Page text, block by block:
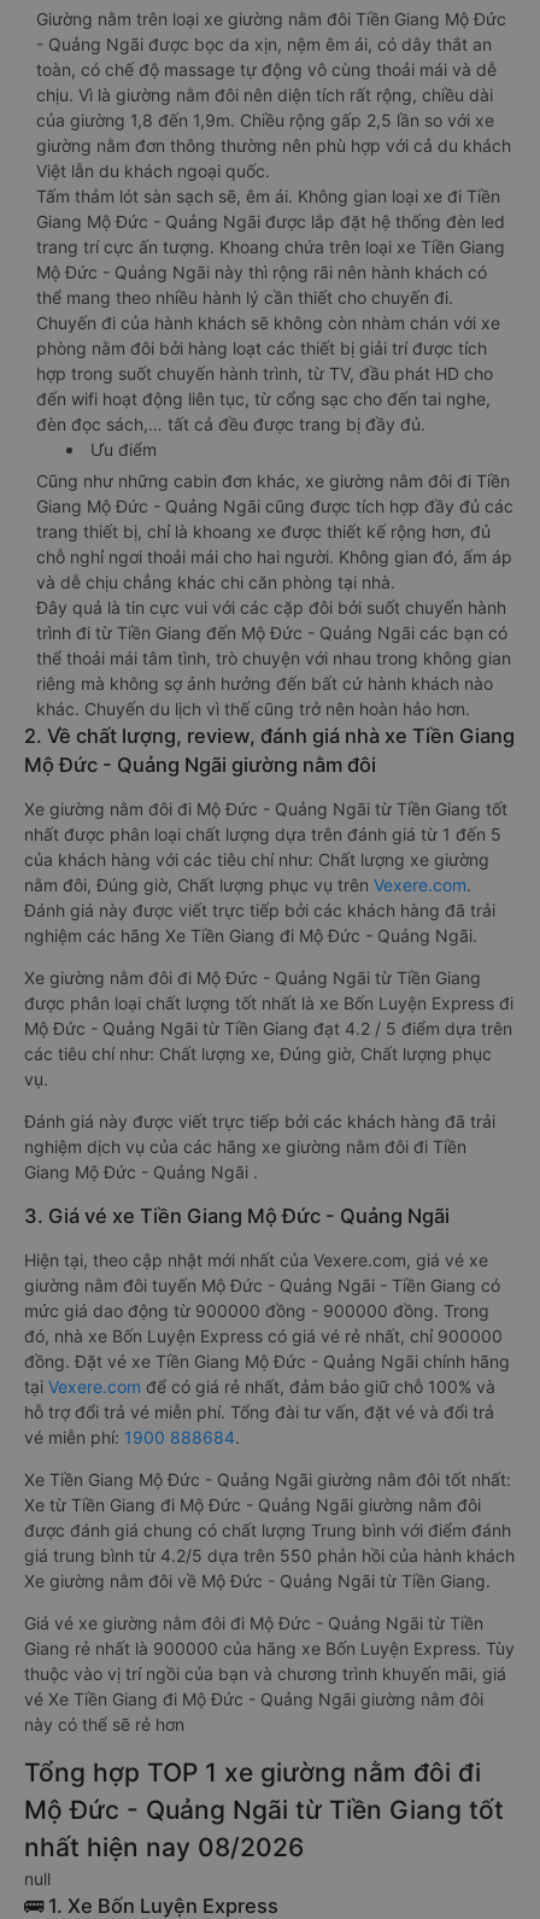
Giường nằm trên loại xe giường nằm đôi Tiền Giang Mộ Đức
- Quảng Ngãi được bọc da xịn, nệm êm ái, có dây thắt an
toàn, có chế độ massage tự động vô cùng thoải mái và dễ
chịu. Vì là giường nằm đôi nên diện tích rất rộng, chiều dài
của giường 1,8 đến 1,9m. Chiều rộng gấp 2,5 lần so với xe
giường nằm đơn thông thường nên phù hợp với cả du khách
Việt lẫn du khách ngoại quốc.
Tấm thảm lót sàn sạch sẽ, êm ái. Không gian loại xe đi Tiền
Giang Mộ Đức - Quảng Ngãi được lắp đặt hệ thống đèn led
trang trí cực ấn tượng. Khoang chứa trên loại xe Tiền Giang
Mộ Đức - Quảng Ngãi này thì rộng rãi nên hành khách có
thể mang theo nhiều hành lý cần thiết cho chuyến đi.
Chuyến đi của hành khách sẽ không còn nhàm chán với xe
phòng nằm đôi bởi hàng loạt các thiết bị giải trí được tích
hợp trong suốt chuyến hành trình, từ TV, đầu phát HD cho
đến wifi hoạt động liên tục, từ cổng sạc cho đến tai nghe,
đèn đọc sách,… tất cả đều được trang bị đầy đủ.
Ưu điểm
Cũng như những cabin đơn khác, xe giường nằm đôi đi Tiền
Giang Mộ Đức - Quảng Ngãi cũng được tích hợp đầy đủ các
trang thiết bị, chỉ là khoang xe được thiết kế rộng hơn, đủ
chỗ nghỉ ngơi thoải mái cho hai người. Không gian đó, ấm áp
và dễ chịu chẳng khác chi căn phòng tại nhà.
Đây quả là tin cực vui với các cặp đôi bởi suốt chuyến hành
trình đi từ Tiền Giang đến Mộ Đức - Quảng Ngãi các bạn có
thể thoải mái tâm tình, trò chuyện với nhau trong không gian
riêng mà không sợ ảnh hưởng đến bất cứ hành khách nào
khác. Chuyến du lịch vì thế cũng trở nên hoàn hảo hơn.
2. Về chất lượng, review, đánh giá nhà xe Tiền Giang
Mộ Đức - Quảng Ngãi giường nằm đôi
Xe giường nằm đôi đi Mộ Đức - Quảng Ngãi từ Tiền Giang tốt
nhất được phân loại chất lượng dựa trên đánh giá từ 1 đến 5
của khách hàng với các tiêu chí như: Chất lượng xe giường
nằm đôi, Đúng giờ, Chất lượng phục vụ trên Vexere.com.
Đánh giá này được viết trực tiếp bởi các khách hàng đã trải
nghiệm các hãng Xe Tiền Giang đi Mộ Đức - Quảng Ngãi.
Xe giường nằm đôi đi Mộ Đức - Quảng Ngãi từ Tiền Giang
được phân loại chất lượng tốt nhất là xe Bốn Luyện Express đi
Mộ Đức - Quảng Ngãi từ Tiền Giang đạt 4.2 / 5 điểm dựa trên
các tiêu chí như: Chất lượng xe, Đúng giờ, Chất lượng phục
vụ.
Đánh giá này được viết trực tiếp bởi các khách hàng đã trải
nghiệm dịch vụ của các hãng xe giường nằm đôi đi Tiền
Giang Mộ Đức - Quảng Ngãi .
3. Giá vé xe Tiền Giang Mộ Đức - Quảng Ngãi
Hiện tại, theo cập nhật mới nhất của Vexere.com, giá vé xe
giường nằm đôi tuyến Mộ Đức - Quảng Ngãi - Tiền Giang có
mức giá dao động từ 900000 đồng - 900000 đồng. Trong
đó, nhà xe Bốn Luyện Express có giá vé rẻ nhất, chỉ 900000
đồng. Đặt vé xe Tiền Giang Mộ Đức - Quảng Ngãi chính hãng
tại Vexere.com để có giá rẻ nhất, đảm bảo giữ chỗ 100% và
hỗ trợ đổi trả vé miễn phí. Tổng đài tư vấn, đặt vé và đổi trả
vé miễn phí: 1900 888684.
Xe Tiền Giang Mộ Đức - Quảng Ngãi giường nằm đôi tốt nhất:
Xe từ Tiền Giang đi Mộ Đức - Quảng Ngãi giường nằm đôi
được đánh giá chung có chất lượng Trung bình với điểm đánh
giá trung bình từ 4.2/5 dựa trên 550 phản hồi của hành khách
Xe giường nằm đôi về Mộ Đức - Quảng Ngãi từ Tiền Giang.
Giá vé xe giường nằm đôi đi Mộ Đức - Quảng Ngãi từ Tiền
Giang rẻ nhất là 900000 của hãng xe Bốn Luyện Express. Tùy
thuộc vào vị trí ngồi của bạn và chương trình khuyến mãi, giá
vé Xe Tiền Giang đi Mộ Đức - Quảng Ngãi giường nằm đôi
này có thể sẽ rẻ hơn
Tổng hợp TOP 1 xe giường nằm đôi đi
Mộ Đức - Quảng Ngãi từ Tiền Giang tốt
nhất hiện nay 08/2026
null
🚌 1. Xe Bốn Luyện Express